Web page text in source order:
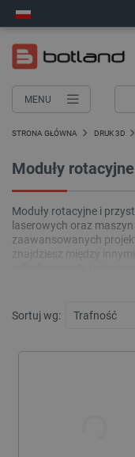
MENU
STRONA GŁÓWNA DRUK 3D
Moduły
Moduły rotacyjne i
laserowych oraz
zaawansowanych
znajdziesz między
przyciski oraz inne
Sortuj wg: